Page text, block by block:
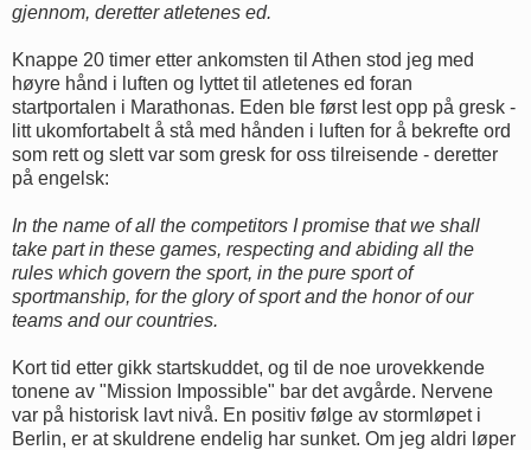
gjennom, deretter atletenes ed.
Knappe 20 timer etter ankomsten til Athen stod jeg med
høyre hånd i luften og lyttet til atletenes ed foran
startportalen i Marathonas. Eden ble først lest opp på gresk -
litt ukomfortabelt å stå med hånden i luften for å bekrefte ord
som rett og slett var som gresk for oss tilreisende - deretter
på engelsk:
In the name of all the competitors I promise that we shall
take part in these games, respecting and abiding all the
rules which govern the sport, in the pure sport of
sportmanship, for the glory of sport and the honor of our
teams and our countries.
Kort tid etter gikk startskuddet, og til de noe urovekkende
tonene av "Mission Impossible" bar det avgårde. Nervene
var på historisk lavt nivå. En positiv følge av stormløpet i
Berlin, er at skuldrene endelig har sunket. Om jeg aldri løper